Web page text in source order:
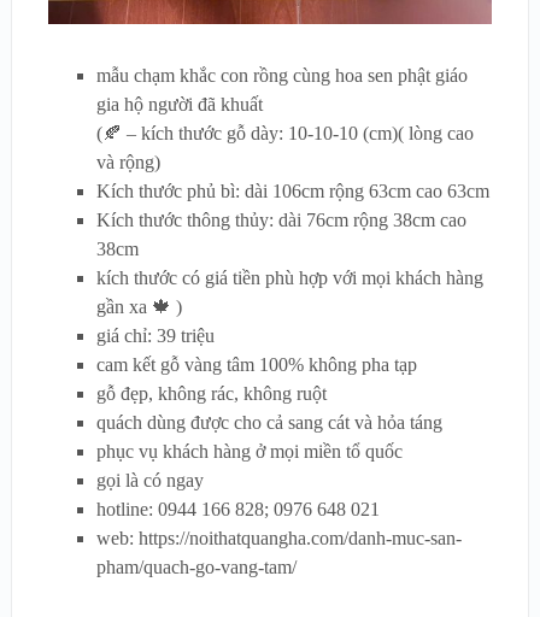
mẫu chạm khắc con rồng cùng hoa sen phật giáo
gia hộ người đã khuất
(🍂 – kích thước gỗ dày: 10-10-10 (cm)( lòng cao
và rộng)
Kích thước phủ bì: dài 106cm rộng 63cm cao 63cm
Kích thước thông thủy: dài 76cm rộng 38cm cao
38cm
kích thước có giá tiền phù hợp với mọi khách hàng
gần xa 🍁 )
giá chỉ: 39 triệu
cam kết gỗ vàng tâm 100% không pha tạp
gỗ đẹp, không rác, không ruột
quách dùng được cho cả sang cát và hỏa táng
phục vụ khách hàng ở mọi miền tổ quốc
gọi là có ngay
hotline: 0944 166 828; 0976 648 021
web: https://noithatquangha.com/danh-muc-san-
pham/quach-go-vang-tam/